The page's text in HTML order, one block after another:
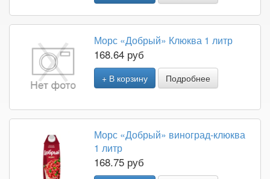
Морс «Добрый» Клюква 1 литр
168.64 руб
+ В корзину Подробнее
Морс «Добрый» виноград-клюква
1 литр
168.75 руб